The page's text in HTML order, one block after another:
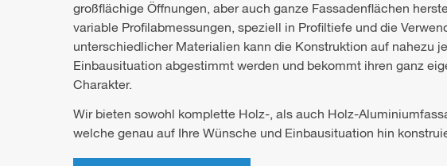
großflächige Öffnungen, aber auch ganze Fassadenflächen
variable Profilabmessungen, speziell in Profiltiefe und die
unterschiedlicher Materialien kann die Konstruktion auf nahezu
Einbausituation abgestimmt werden und bekommt ihren ganz
Charakter.
Wir bieten sowohl komplette Holz-, als auch Holz-
welche genau auf Ihre Wünsche und Einbausituation hin